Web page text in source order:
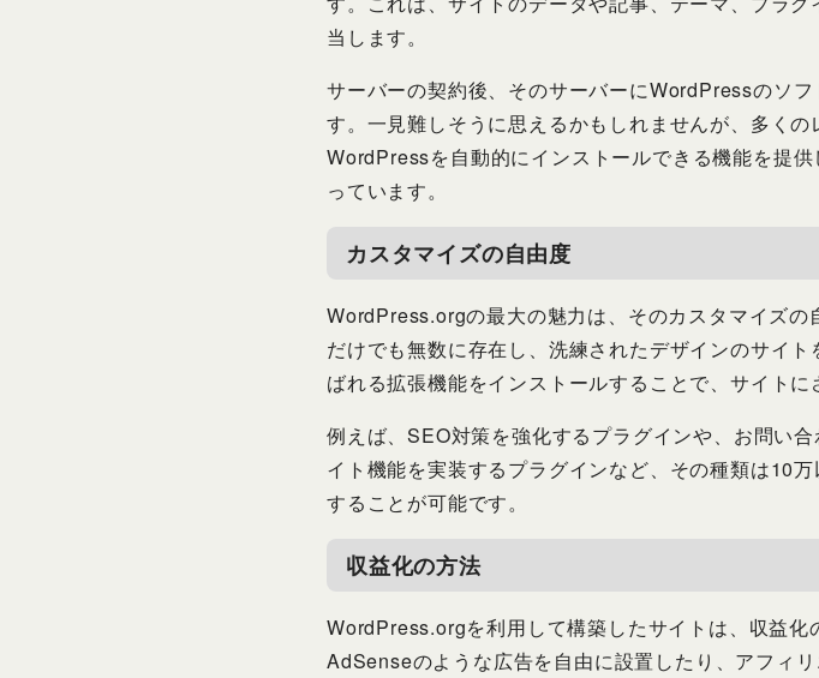
当します。
サーバーの契約後、そのサーバーにWordPressのソ
す。一見難しそうに思えるかもしれませんが、多く
WordPressを自動的にインストールできる機能を提
っています。
カスタマイズの自由度
WordPress.orgの最大の魅力は、そのカスタマイズ
だけでも無数に存在し、洗練されたデザインのサイ
ばれる拡張機能をインストールすることで、サイトに
例えば、SEO対策を強化するプラグインや、お問い
イト機能を実装するプラグインなど、その種類は10
することが可能です。
収益化の方法
WordPress.orgを利用して構築したサイトは、収益
AdSenseのような広告を自由に設置したり、アフィ